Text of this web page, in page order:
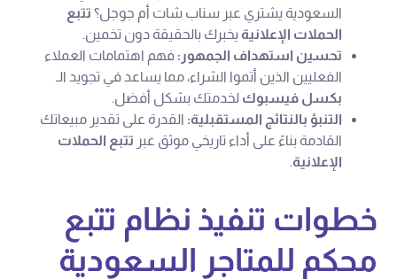
السعودية يشتري عبر سناب شات أم جوجل؟ تتبع
الحملات الإعلانية يخبرك بالحقيقة دون تخمين.
تحسين استهداف الجمهور: فهم اهتمامات العملاء
الفعليين الذين أتموا الشراء، مما يساعد في تجويد الـ
بكسل فيسبوك لخدمتك بشكل أفضل.
التنبؤ بالنتائج المستقبلية: القدرة على تقدير مبيعاتك
القادمة بناءً على أداء تاريخي موثق عبر تتبع الحملات
الإعلانية.
خطوات تنفيذ نظام تتبع
محكم للمتاجر السعودية